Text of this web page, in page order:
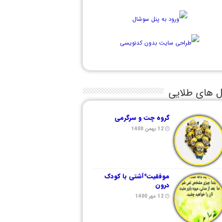
های طلایی
گروه چت و سرگرمی
12 بهمن 1400
موفقیت*آشتی با کودک
درون
12 مهر 1400